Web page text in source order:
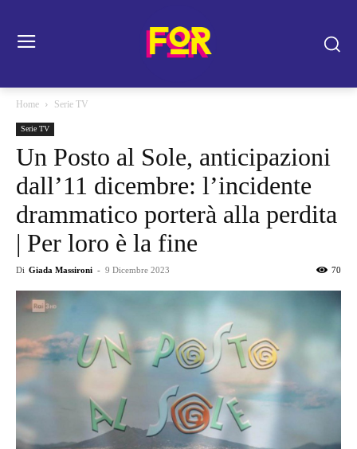
Home Serie TV
Serie TV
Un Posto al Sole, anticipazioni
dall’11 dicembre: l’incidente
drammatico porterà alla perdita
| Per loro è la fine
Di Giada Massironi - 9 Dicembre 2023 70